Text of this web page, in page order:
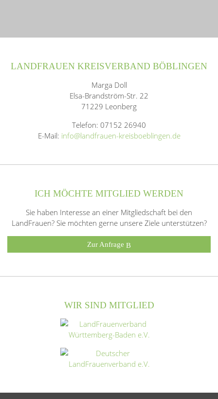
LANDFRAUEN KREISVERBAND BÖBLINGEN
Marga Doll
Elsa-Brandström-Str. 22
71229 Leonberg
Telefon: 07152 26940
E-Mail: info@landfrauen-kreisboeblingen.de
ICH MÖCHTE MITGLIED WERDEN
Sie haben Interesse an einer Mitgliedschaft bei den
LandFrauen? Sie möchten gerne unsere Ziele unterstützen?
Zur Anfrage
WIR SIND MITGLIED